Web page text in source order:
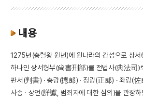
내용
1275년(충렬왕 원년)에 원나라의 간섭으로 상
하나인 상서형부(尙書刑部)를 전법사(典法司)
판서(判書) · 총랑(摠郎) · 정랑(正郎) · 좌랑(佐
사송 · 상언(詳讞, 범죄자에 대한 심의)을 관장하